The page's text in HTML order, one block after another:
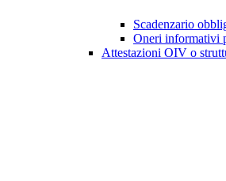
Scadenzario
Oneri informativi
Attestazioni OIV o